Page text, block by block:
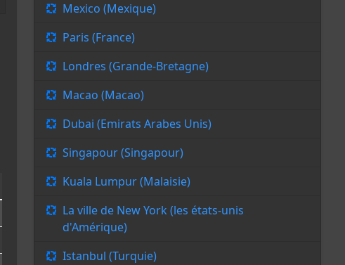
Mexico (Mexique)
Paris (France)
Londres (Grande-Bretagne)
Macao (Macao)
Dubai (Emirats Arabes Unis)
Singapour (Singapour)
Kuala Lumpur (Malaisie)
La ville de New York (les états-unis
d'Amérique)
Istanbul (Turquie)